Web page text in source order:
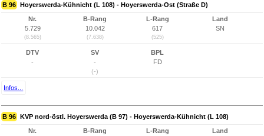
B 96 Hoyerswerda-Kühnicht (L 108) - Hoyerswerda-Ost (Straße D)
Nr.
5.729
(8.565)
B-Rang
10.042
(7.638)
L-Rang
617
(525)
Land
SN
DTV
-
SV
-
(-)
BPL
FD
Infos...
B 96 KVP nord-östl. Hoyerswerda (B 97) - Hoyerswerda-Kühnicht (L 108)
Nr.
B-Rang
L-Rang
Land